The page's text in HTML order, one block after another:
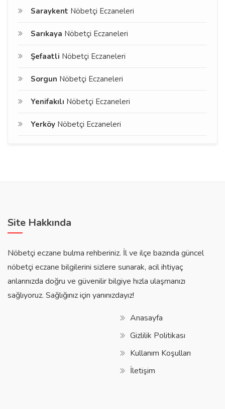
Saraykent Nöbetçi Eczaneleri
Sarıkaya Nöbetçi Eczaneleri
Şefaatli Nöbetçi Eczaneleri
Sorgun Nöbetçi Eczaneleri
Yenifakılı Nöbetçi Eczaneleri
Yerköy Nöbetçi Eczaneleri
Site Hakkında
Nöbetçi eczane bulma rehberiniz. İl ve ilçe bazında güncel
nöbetçi eczane bilgilerini sizlere sunarak, acil ihtiyaç
anlarınızda doğru ve güvenilir bilgiye hızla ulaşmanızı
sağlıyoruz. Sağlığınız için yanınızdayız!
Anasayfa
Gizlilik Politikası
Kullanım Koşulları
İletişim